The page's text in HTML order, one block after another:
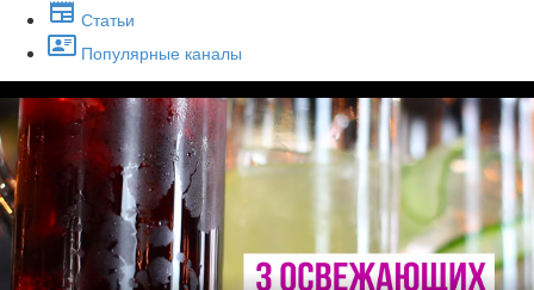
Статьи
Популярные каналы